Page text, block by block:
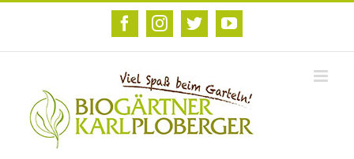
Zum
FacebookInstagram
TwitterYouTube